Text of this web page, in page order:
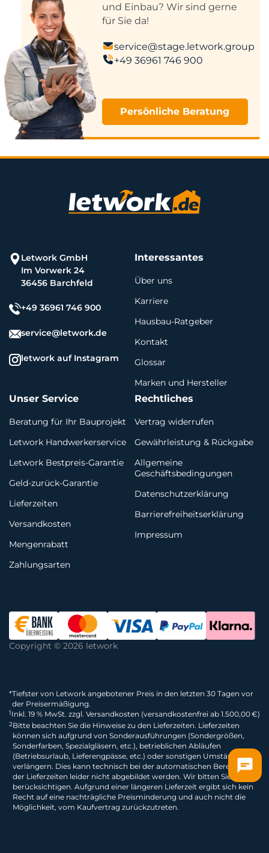
und Einbau? Wir sind gerne
für Sie da!
service@stage.letwork.group
+49 36961 746 900
Persönliche Beratung
Letwork GmbH
Im Vorwerk 24
36456 Barchfeld
+49 36961 746 900
service@letwork.de
letwork auf Instagram
Interessantes
Über uns
Karriere
Hausbau-Ratgeber
Kontakt
Glossar
Marken und Hersteller
Unser Service
Beratung für Ihr Bauprojekt
Letwork Handwerkerservice
Letwork Bestpreis-Garantie
Geld-zurück-Garantie
Lieferzeiten
Versandkosten
Mengenrabatt
Zahlungsarten
Rechtliches
Vertrag widerrufen
Gewährleistung & Rückgabe
Allgemeine
Geschäftsbedingungen
Datenschutzerklärung
Barrierefreiheitserklärung
Impressum
Copyright © 2026 letwork
*Tiefster von Letwork angebotener Preis in den letzten 30 Tagen vor
der Preisermäßigung.
1Inkl. 19 % MwSt. zzgl. Versandkosten (versandkostenfrei ab 1.500,00 €)
2Bitte beachten Sie die Hinweise zu den Lieferzeiten. Lieferzeiten
können sich aufgrund von Sonderausführungen (Sondergrößen,
Sonderfarben, Spezialgläsern, etc.), betrieblichen Abläufen
(Betriebsurlaub, Lieferengpässe, etc.) oder sonstigen Umständen
verlängern. Dies kann technisch bei der automatischen Berechnung
der Lieferzeiten leider nicht abgebildet werden. Wir bitten Sie dies zu
berücksichtigen. Aufgrund einer längeren Lieferzeit ergibt sich kein
Recht auf eine nachträgliche Preisminderung und auch nicht die
Möglichkeit, vom Kaufvertrag zurückzutreten.